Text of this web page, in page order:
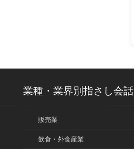
業種・業界別指さし会話
販売業
飲食・外食産業